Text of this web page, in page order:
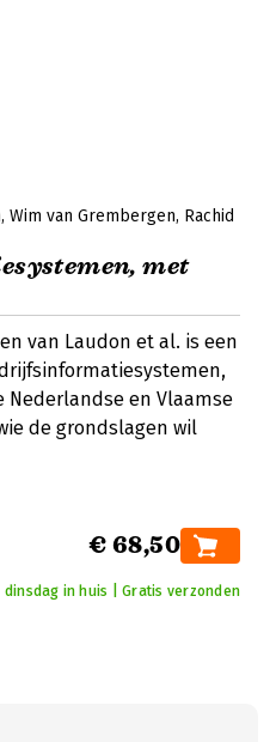
Wim van Grembergen Rachid
met
van Laudon et al. is een
en Vlaamse
de grondslagen wil
€ 68,50
in huis | Gratis verzonden